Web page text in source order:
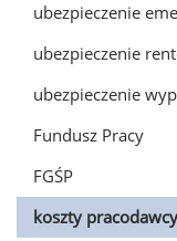
ubezpieczenie
ubezpieczenie
ubezpieczenie
Fundusz Pracy
FGŚP
koszty pracodawcy